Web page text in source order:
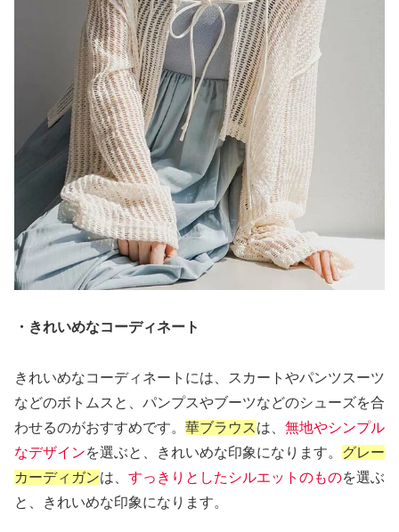
・きれいめなコーディネート
きれいめなコーディネートには、スカートやパンツスーツ
などのボトムスと、パンプスやブーツなどのシューズを合
わせるのがおすすめです。 華ブラウスは、 無地やシンプル
なデザインを選ぶと、きれいめな印象になります。 グレー
カーディガンは、 すっきりとしたシルエットのものを選ぶ
と、きれいめな印象になります。